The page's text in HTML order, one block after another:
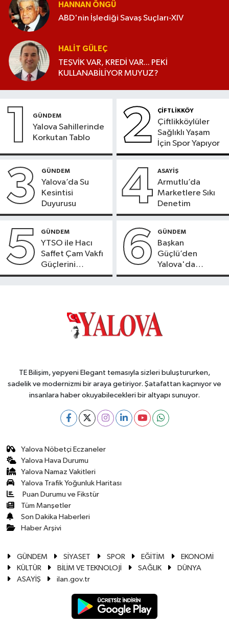
HANNAN ÖNGÜ
ABD'nin İşlediği Savaş Suçları-XIV
HALIT GÜLEÇ
TEŞVİK VAR, KREDİ VAR... PEKİ
KULLANABİLİYOR MUYUZ?
1 GÜNDEM
Yalova Sahillerinde
Korkutan Tablo
2 ÇİFTLİKKÖY
Çiftlikköylüler
Sağlıklı Yaşam
İçin Spor Yapıyor
3 GÜNDEM
Yalova’da Su
Kesintisi
Duyurusu
4 ASAYİŞ
Armutlu’da
Marketlere Sıkı
Denetim
5 GÜNDEM
YTSO ile Hacı
Saffet Çam Vakfı
Güçlerini
Birleştirdi
6 GÜNDEM
Başkan
Güçlü’den
Yalova'da
OSB'ler İçin
TE Bilişim, yepyeni Elegant temasıyla sizleri buluştururken,
sadelik ve modernizmi bir araya getiriyor. Şatafattan kaçınıyor ve
insanlara haber okuyabilecekleri bir altyapı sunuyor.
Yalova Nöbetçi Eczaneler
Yalova Hava Durumu
Yalova Namaz Vakitleri
Yalova Trafik Yoğunluk Haritası
Puan Durumu ve Fikstür
Tüm Manşetler
Son Dakika Haberleri
Haber Arşivi
GÜNDEM SİYASET SPOR EĞİTİM
EKONOMİ
KÜLTÜR
BİLİM VE TEKNOLOJİ SAĞLIK
DÜNYA
ASAYİŞ
ilan.gov.tr